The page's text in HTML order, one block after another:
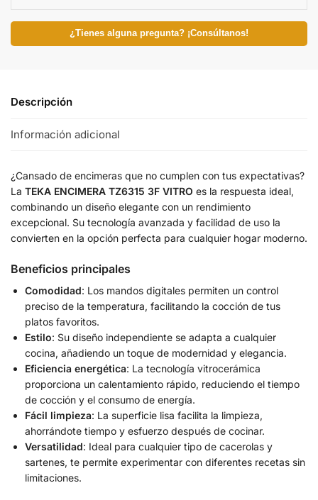
¿Tienes alguna pregunta? ¡Consúltanos!
Descripción
Información adicional
¿Cansado de encimeras que no cumplen con tus expectativas?
La TEKA ENCIMERA TZ6315 3F VITRO es la respuesta ideal,
combinando un diseño elegante con un rendimiento
excepcional. Su tecnología avanzada y facilidad de uso la
convierten en la opción perfecta para cualquier hogar moderno.
Beneficios principales
Comodidad: Los mandos digitales permiten un control
preciso de la temperatura, facilitando la cocción de tus
platos favoritos.
Estilo: Su diseño independiente se adapta a cualquier
cocina, añadiendo un toque de modernidad y elegancia.
Eficiencia energética: La tecnología vitrocerámica
proporciona un calentamiento rápido, reduciendo el tiempo
de cocción y el consumo de energía.
Fácil limpieza: La superficie lisa facilita la limpieza,
ahorrándote tiempo y esfuerzo después de cocinar.
Versatilidad: Ideal para cualquier tipo de cacerolas y
sartenes, te permite experimentar con diferentes recetas sin
limitaciones.